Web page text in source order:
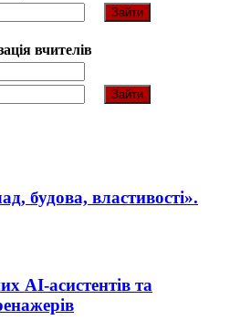
вчителів
будова, властивості».
AI-асистентів та